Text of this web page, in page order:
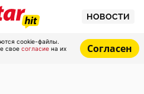
НОВОСТИ
cookie-файлы.
свое согласие на их
Согласен